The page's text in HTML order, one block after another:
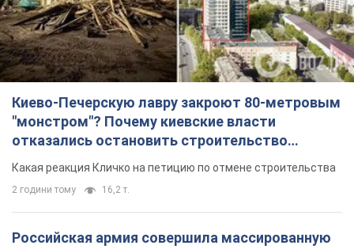
Российская армия совершила массированную
атаку на Одессу: горела историческая часть
города, есть пострадавшие. Фото и видео
Для террора враг применил ракеты и дроны
28 хвилин тому 53,1 т.
«Они воюют против продовольственной
безопасности мира!» Зеленский заявил, что
ракет, большинство из которых – баллистические